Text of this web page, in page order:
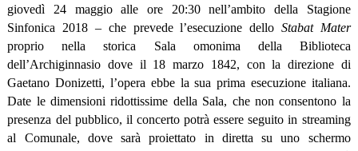
giovedì 24 maggio alle ore 20:30 nell’ambito della Stagione
Sinfonica 2018 – che prevede l’esecuzione dello Stabat Mater
proprio nella storica Sala omonima della Biblioteca
dell’Archiginnasio dove il 18 marzo 1842, con la direzione di
Gaetano Donizetti, l’opera ebbe la sua prima esecuzione italiana.
Date le dimensioni ridottissime della Sala, che non consentono la
presenza del pubblico, il concerto potrà essere seguito in streaming
al Comunale, dove sarà proiettato in diretta su uno schermo